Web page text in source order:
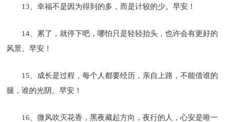
13、幸福不是因为得到的多，而是计较的少。早安！
14、累了，就停下吧，哪怕只是轻轻抬头，也许会有更好的
风景。早安！
15、成长是过程，每个人都要经历，亲自上路，不能借谁的
腿，谁的光阴。早安！
16、微风吹灭花香，黑夜藏起方向，夜行的人，心安是唯一